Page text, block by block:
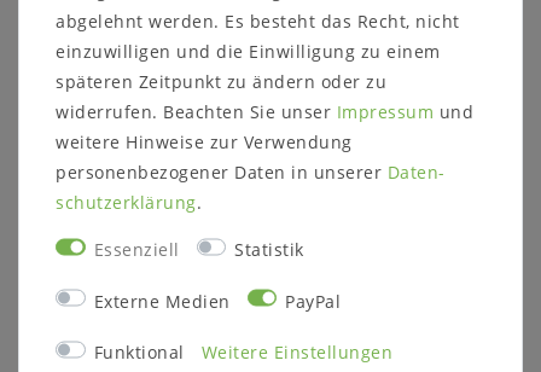
Höhe: 83 cm
Tiefe: 60 cm
Sitzhöhe: 46 cm
Details:
mit Stoffpolster
Weitere Informationen zum Programm:
Holzart:
Massivholz ist ein organisches Material, das
abgelehnt werden. Es besteht das Recht, nicht
einzuwilligen und die Einwilligung zu einem
späteren Zeitpunkt zu ändern oder zu
widerrufen. Beachten Sie unser Impressum und
weitere Hinweise zur Verwendung
personenbezogener Daten in unserer Daten­
schutz­erklärung.
Essenziell Statistik
Externe Medien PayPal
Funktional Weitere Einstellungen